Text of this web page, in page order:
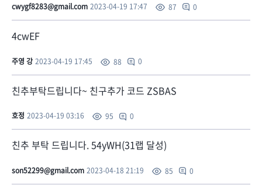
cwygf8283@gmail.com 2023-04-19 17:47 87 0
4cwEF
주영 강 2023-04-19 17:45 88 0
친추부탁드립니다~ 친구추가 코드 ZSBAS
호정 2023-04-19 03:16 95 0
친추 부탁 드립니다. 54yWH(31랩 달성)
son52299@gmail.com 2023-04-18 21:19 85 0